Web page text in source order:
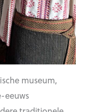
museum,
eeuws